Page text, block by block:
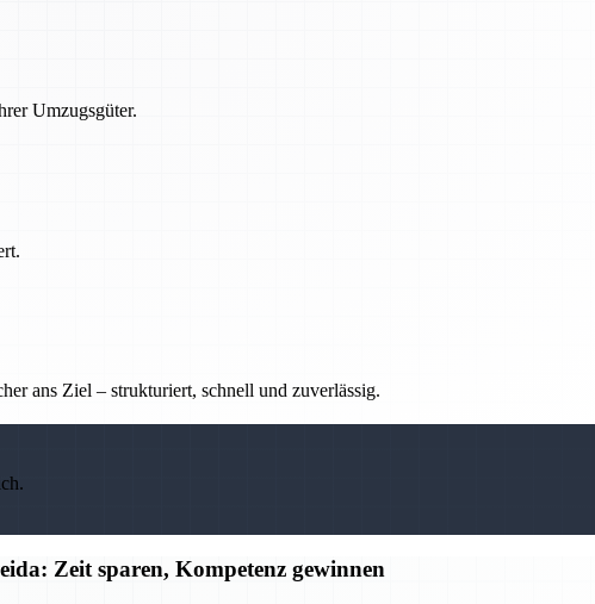
Umzugsgüter.
ans Ziel – strukturiert, schnell und zuverlässig.
Zeit sparen, Kompetenz gewinnen